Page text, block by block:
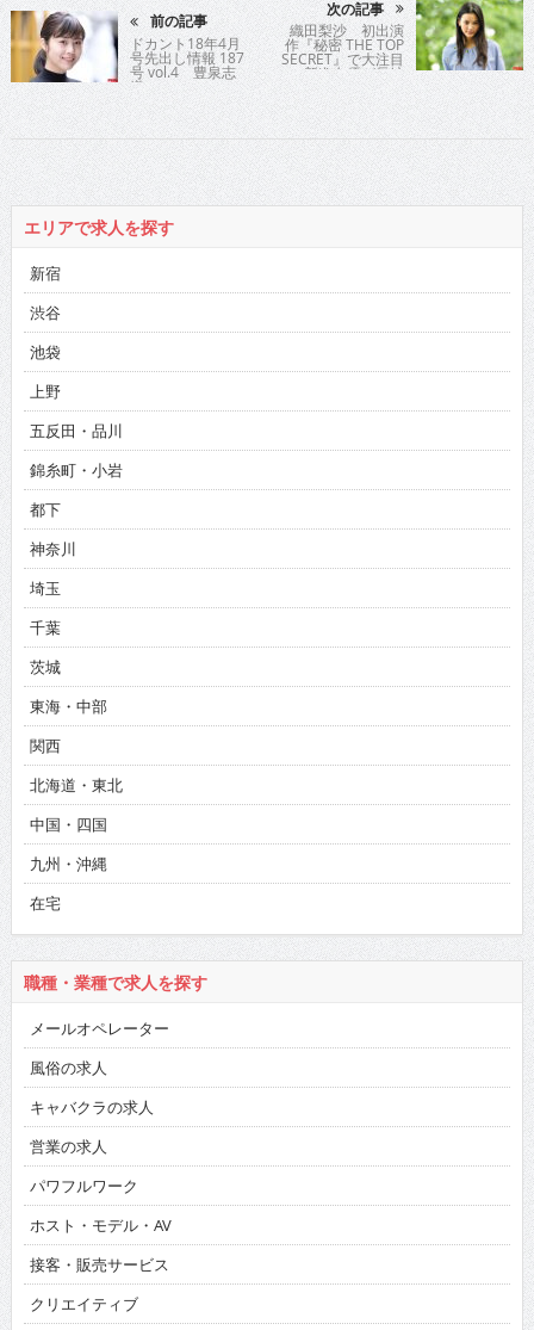
前の記事
ドカント18年4月
号先出し情報 187
号 vol.4 豊泉志
織
次の記事
織田梨沙 初出演
作『秘密 THE TOP
SECRET』で大注目
の新進女優が長編
映画2作目にして初
主演を飾る
エリアで求人を探す
新宿
渋谷
池袋
上野
五反田・品川
錦糸町・小岩
都下
神奈川
埼玉
千葉
茨城
東海・中部
関西
北海道・東北
中国・四国
九州・沖縄
在宅
職種・業種で求人を探す
メールオペレーター
風俗の求人
キャバクラの求人
営業の求人
パワフルワーク
ホスト・モデル・AV
接客・販売サービス
クリエイティブ